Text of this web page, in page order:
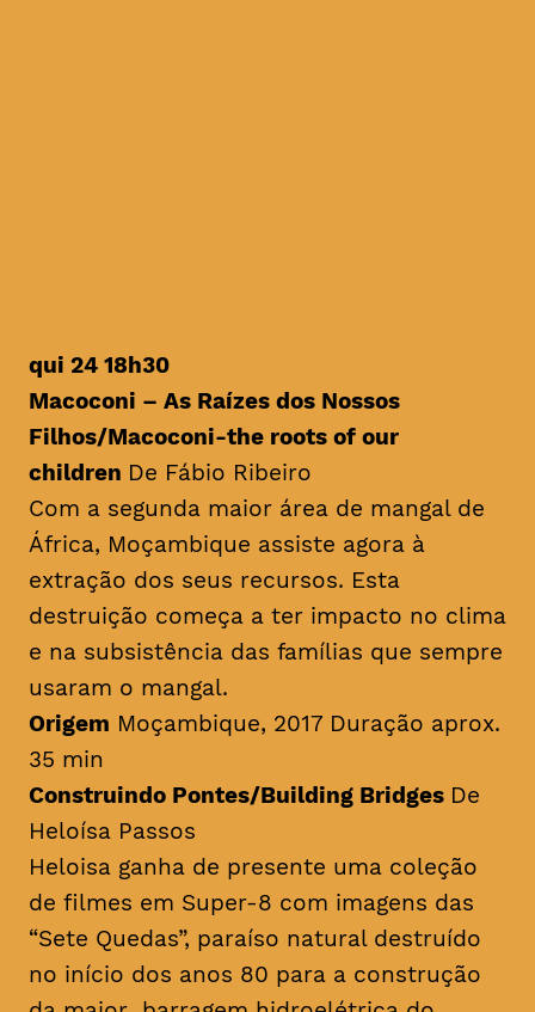
qui 24 18h30
Macoconi – As Raízes dos Nossos
Filhos/Macoconi-the roots of our
children De Fábio Ribeiro
Com a segunda maior área de mangal de
África, Moçambique assiste agora à
extração dos seus recursos. Esta
destruição começa a ter impacto no clima
e na subsistência das famílias que sempre
usaram o mangal.
Origem Moçambique, 2017 Duração aprox.
35 min
Construindo Pontes/Building Bridges De
Heloísa Passos
Heloisa ganha de presente uma coleção
de filmes em Super-8 com imagens das
“Sete Quedas”, paraíso natural destruído
no início dos anos 80 para a construção